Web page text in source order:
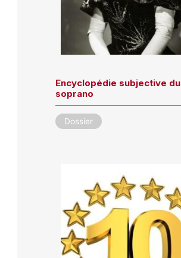
Encyclopédie subjective du
soprano
Dossier